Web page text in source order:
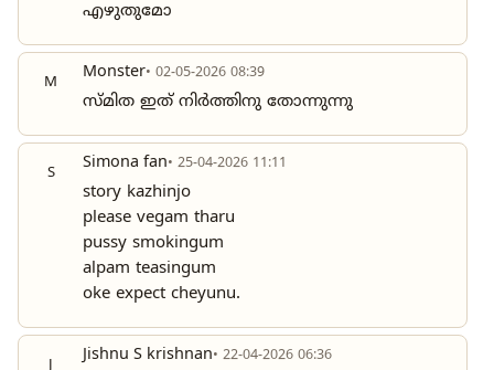
എഴുതുമോ
M Monster• 02-05-2026 08:39
സ്മിത ഇത് നിർത്തിനു തോന്നുന്നു
S Simona fan• 25-04-2026 11:11
story kazhinjo
please vegam tharu
pussy smokingum
alpam teasingum
oke expect cheyunu.
Jishnu S krishnan• 22-04-2026 06:36